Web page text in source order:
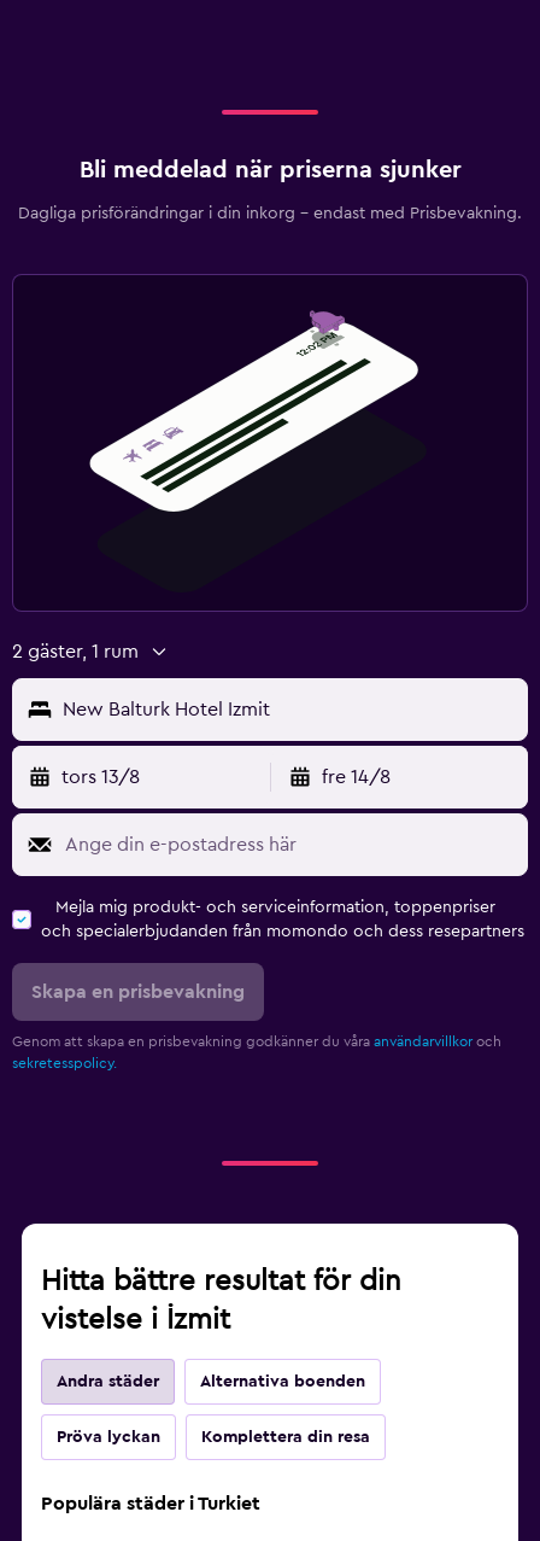
Bli meddelad när priserna sjunker
Dagliga prisförändringar i din inkorg – endast med Prisbevakning.
2 gäster, 1 rum
New Balturk Hotel Izmit
tors 13/8 fre 14/8
Mejla mig produkt- och serviceinformation, toppenpriser
och specialerbjudanden från momondo och dess resepartners
Skapa en prisbevakning
Genom att skapa en prisbevakning godkänner du våra användarvillkor och
sekretesspolicy.
Hitta bättre resultat för din
vistelse i İzmit
Andra städer Alternativa boenden
Pröva lyckan Komplettera din resa
Populära städer i Turkiet